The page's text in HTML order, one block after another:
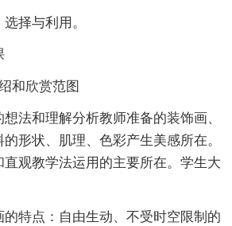
择与利用。
和欣赏范图
法和理解分析教师准备的装饰画、
形状、肌理、色彩产生美感所在。
观教学法运用的主要所在。学生大
的特点：自由生动、不受时空限制的